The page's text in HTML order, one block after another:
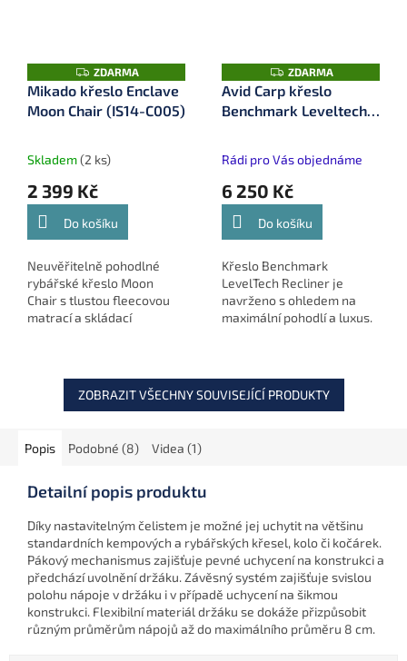
Z
D
A
R
ZDARMA
Mikado křeslo Enclave
Moon Chair (IS14-C005)
Skladem(2 ks)
2 399 Kč
Do košíku
Neuvěřitelně pohodlné
rybářské křeslo Moon
Chair s tlustou fleecovou
matrací a skládací
Z
D
A
R
ZDARMA
Avid Carp křeslo
Benchmark Leveltech
Rádi pro Vás objednáme
6 250 Kč
Do košíku
Křeslo Benchmark
LevelTech Recliner je
navrženo s ohledem na
maximální pohodlí a luxus.
komfort tam, kde to...
ZOBRAZIT VŠECHNY SOUVISEJÍCÍ PRODUKTY
Popis Podobné (8) Videa (1)
Detailní popis produktu
Díky nastavitelným čelistem je možné jej uchytit na většinu
standardních kempových a rybářských křesel, kolo či kočárek.
Pákový mechanismus zajišťuje pevné uchycení na konstrukci a
předchází uvolnění držáku. Závěsný systém zajišťuje svislou
polohu nápoje v držáku i v případě uchycení na šikmou
konstrukci. Flexibilní materiál držáku se dokáže přizpůsobit
různým průměrům nápojů až do maximálního průměru 8 cm.